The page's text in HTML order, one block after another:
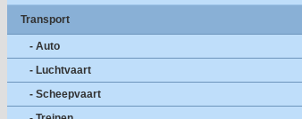
Transport
- Auto
- Luchtvaart
- Scheepvaart